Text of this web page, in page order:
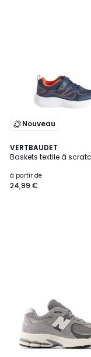
Nouveau
VERTBAUDET
Baskets textile à
à partir de
24,99 €